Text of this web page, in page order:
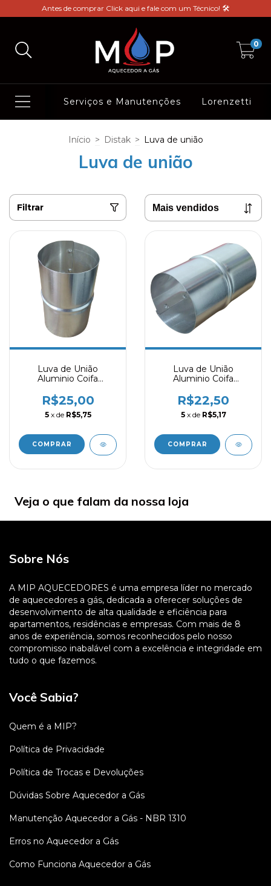
Antes de comprar Click aqui e fale com um Técnico! 🛠️
0
Serviços e Manutenções Lorenzetti
Início > Distak > Luva de união
Luva de união
Filtrar
Luva de União
Aluminio Coifa
R$25,00
5 x de R$5,75
Luva de União
Aluminio Coifa
R$22,50
5 x de R$5,17
Veja o que falam da nossa loja
Sobre Nós
A MIP AQUECEDORES é uma empresa líder no mercado
de aquecedores a gás, dedicada a oferecer soluções de
desenvolvimento de alta qualidade e eficiência para
apartamentos, residências e empresas. Com mais de 8
anos de experiência, somos reconhecidos pelo nosso
compromisso inabalável com a excelência e integridade em
tudo o que fazemos.
Você Sabia?
Quem é a MIP?
Política de Privacidade
Política de Trocas e Devoluções
Dúvidas Sobre Aquecedor a Gás
Manutenção Aquecedor a Gás - NBR 1310
Erros no Aquecedor a Gás
Como Funciona Aquecedor a Gás